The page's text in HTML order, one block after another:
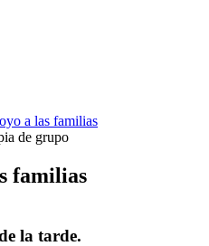
a las familias
familias
la tarde.